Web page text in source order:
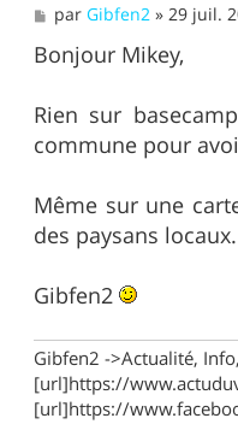
M
e
s
s
g
e
parGibfen2 »29 juil.
Bonjour Mikey,
Rien sur
commune pour
Même sur une
des paysans locaux.
Gibfen2
Gibfen2 ->Actualité,
[url]https://
[url]https://